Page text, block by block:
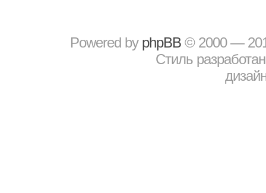
Powered by рhрBВ © 2000 —
Стиль